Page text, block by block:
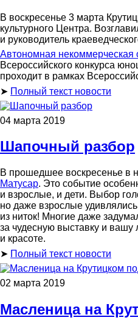
В воскресенье 3 марта
культурного Центра.
и руководитель
Автономная некоммерческая
Всероссийского конкурса
проходит в рамках
➤ Полный текст новости
04 марта 2019
Шапочный разбор
В прошедшее воскресенье в
Матусар. Это событие
и взрослые, и дети. Выбор
но даже взрослые
из ниток! Многие даже
за чудесную выставку и вашу
и красоте.
➤ Полный текст новости
02 марта 2019
Масленица на